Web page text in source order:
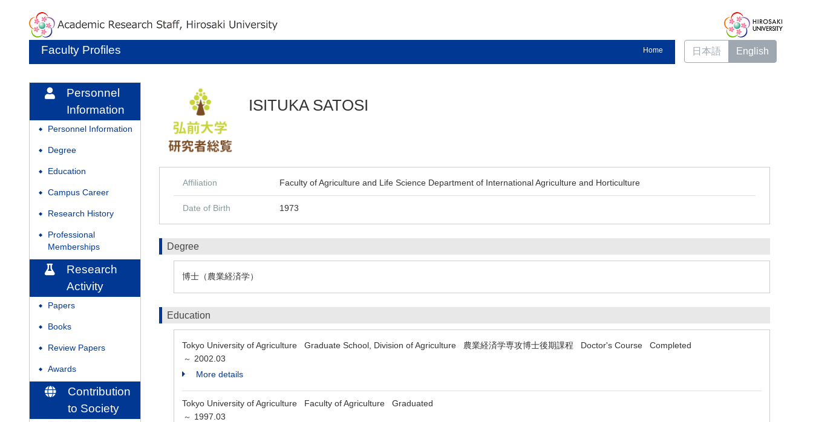
Faculty Profiles Home 日本語 English
Personnel
Information
◆ Personnel Information
◆ Degree
◆ Education
◆ Campus Career
◆ Research History
◆
Professional
Memberships
Research
Activity
◆ Papers
◆ Books
◆ Review Papers
◆ Awards
Contribution
to Society
ISITUKA SATOSI
Affiliation Faculty of Agriculture and Life Science Department of International Agriculture and Horticulture
Date of Birth 1973
Degree
博士（農業経済学）
Education
Tokyo University of Agriculture Graduate School, Division of Agriculture 農業経済学専攻博士後期課程 Doctor's Course Completed
～ 2002.03
More details
Tokyo University of Agriculture Faculty of Agriculture Graduated
～ 1997.03